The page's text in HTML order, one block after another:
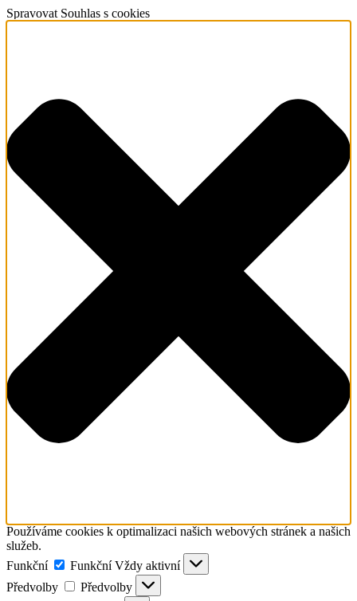
Spravovat Souhlas s cookies
Používáme cookies k optimalizaci našich webových stránek a našich
služeb.
Funkční
Funkční Vždy aktivní
Předvolby
Předvolby